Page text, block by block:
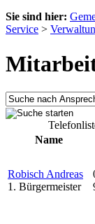
Sie sind hier:
Service >
Name
Robisch Andreas
1. Bürgermeister